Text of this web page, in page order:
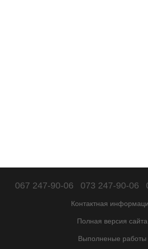
067 247-90-06 073 247-90-06
Контактная
Полная версия сайта
Выполненые работы